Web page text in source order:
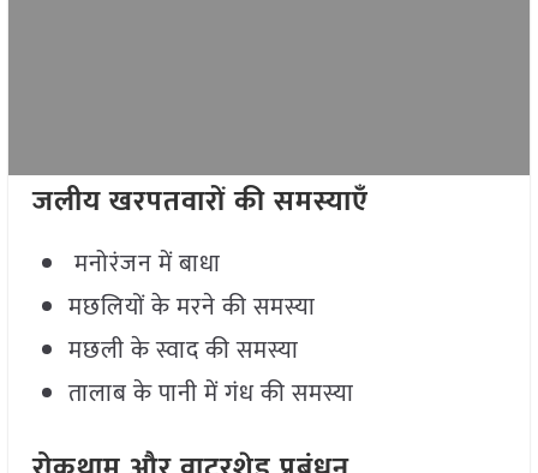
जलीय खरपतवारों की समस्याएँ
मनोरंजन में बाधा
मछलियों के मरने की समस्या
मछली के स्वाद की समस्या
तालाब के पानी में गंध की समस्या